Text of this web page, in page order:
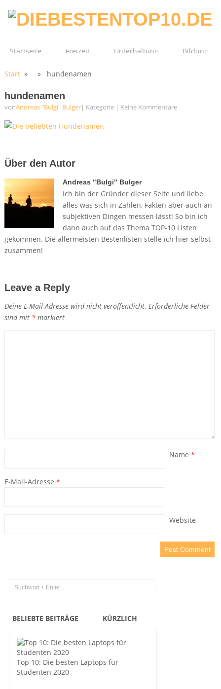
Startseite Freizeit Unterhaltung Bildung
Start» » hundenamen
hundenamen
vonAndreas "Bulgi" Bulger| Kategorie| Keine Kommentare
Über den Autor
Andreas "Bulgi" Bulger
Ich bin der Gründer dieser Seite und liebe
alles was sich in Zahlen, Fakten aber auch an
subjektiven Dingen messen lässt! So bin ich
dann auch auf das Thema TOP-10 Listen
gekommen. Die allermeisten Bestenlisten stelle ich hier selbst
zusammen!
Leave a Reply
Deine E-Mail-Adresse wird nicht veröffentlicht. Erforderliche Felder
sind mit *markiert
Name *
E-Mail-Adresse *
Website
BELIEBTE BEITRÄGE KÜRZLICH
Top 10: Die besten Laptops für
Studenten 2020